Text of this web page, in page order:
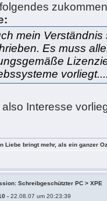
mein
Es muss
also Interesse
Liebe bringt mehr, als ein ganzer
Schreibgeschützter PC > XPE
-22.08.07 um 20:23:39